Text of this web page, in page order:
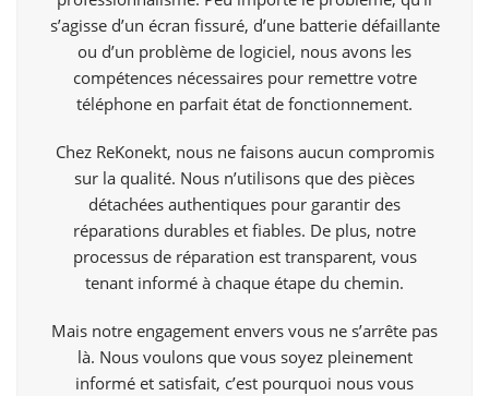
s’agisse d’un écran fissuré, d’une batterie défaillante
ou d’un problème de logiciel, nous avons les
compétences nécessaires pour remettre votre
téléphone en parfait état de fonctionnement.
Chez ReKonekt, nous ne faisons aucun compromis
sur la qualité. Nous n’utilisons que des pièces
détachées authentiques pour garantir des
réparations durables et fiables. De plus, notre
processus de réparation est transparent, vous
tenant informé à chaque étape du chemin.
Mais notre engagement envers vous ne s’arrête pas
là. Nous voulons que vous soyez pleinement
informé et satisfait, c’est pourquoi nous vous